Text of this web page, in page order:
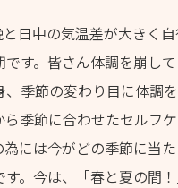
日中の気温差が大きく
です。皆さん体調を崩し
、季節の変わり目に体調
ら季節に合わせたセルフ
為には今がどの季節に当
す。今は、「春と夏の間